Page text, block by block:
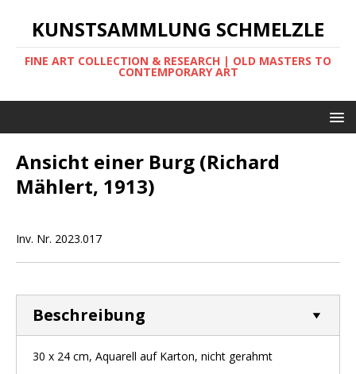
KUNSTSAMMLUNG SCHMELZLE
FINE ART COLLECTION & RESEARCH | OLD MASTERS TO
CONTEMPORARY ART
Ansicht einer Burg (Richard
Mählert, 1913)
Inv. Nr. 2023.017
Beschreibung
30 x 24 cm, Aquarell auf Karton, nicht gerahmt